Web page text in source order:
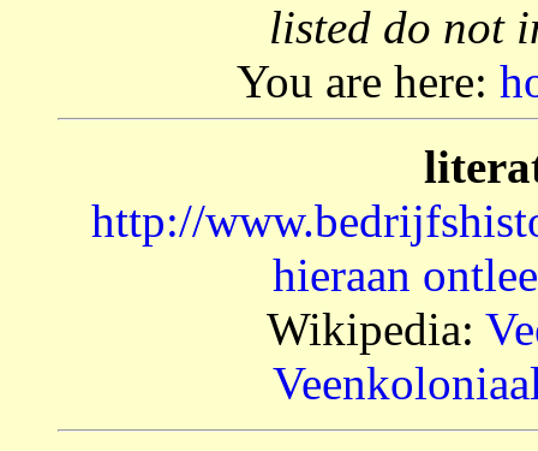
listed do not
You are here:
http://
hieraan
Wikipedia: